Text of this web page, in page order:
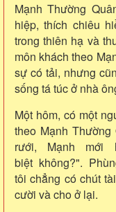
Mạnh Thường
hiệp, thích chiêu
trong thiên hạ và
môn khách theo
sự có tải, nhưng
sống tá túc ở nhà
Một hôm, có một
theo Mạnh
rưới, Mạnh
biệt không?".
tôi chẳng có chút
cười và cho ở lại.